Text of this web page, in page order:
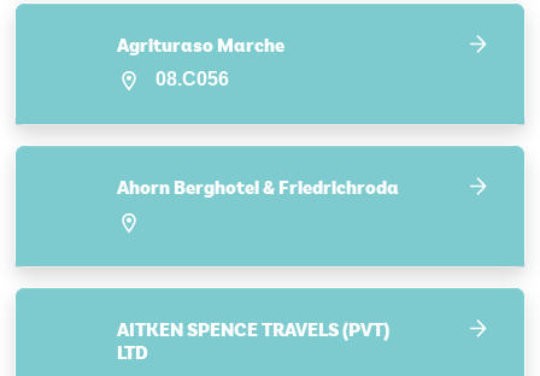
Agrituraso Marche
08.C056
Ahorn Berghotel & Friedrichroda
AITKEN SPENCE TRAVELS (PVT)
LTD